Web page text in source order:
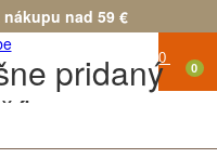
nad 59 €
0
pridaný